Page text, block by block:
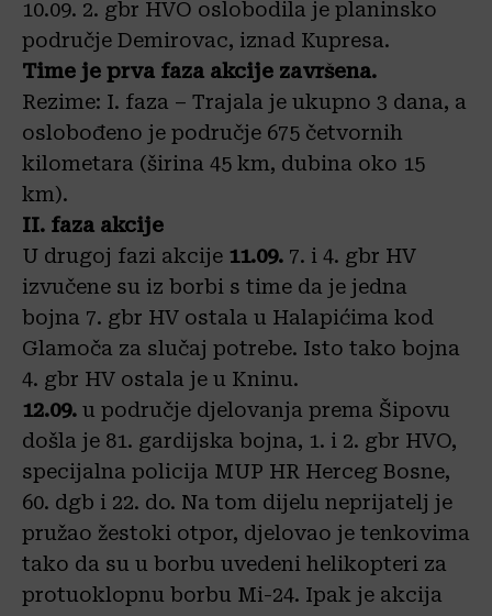
10.09. 2. gbr HVO oslobodila je planinsko
područje Demirovac, iznad Kupresa.
Time je prva faza akcije završena.
Rezime: I. faza – Trajala je ukupno 3 dana, a
oslobođeno je područje 675 četvornih
kilometara (širina 45 km, dubina oko 15
km).
II. faza akcije
U drugoj fazi akcije 11.09. 7. i 4. gbr HV
izvučene su iz borbi s time da je jedna
bojna 7. gbr HV ostala u Halapićima kod
Glamoča za slučaj potrebe. Isto tako bojna
4. gbr HV ostala je u Kninu.
12.09. u područje djelovanja prema Šipovu
došla je 81. gardijska bojna, 1. i 2. gbr HVO,
specijalna policija MUP HR Herceg Bosne,
60. dgb i 22. do. Na tom dijelu neprijatelj je
pružao žestoki otpor, djelovao je tenkovima
tako da su u borbu uvedeni helikopteri za
protuoklopnu borbu Mi-24. Ipak je akcija